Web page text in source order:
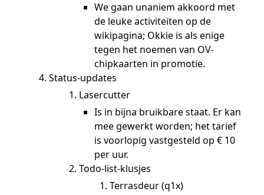
We gaan unaniem akkoord met
de leuke activiteiten op de
wikipagina; Okkie is als enige
tegen het noemen van OV-
chipkaarten in promotie.
Status-updates
Lasercutter
Is in bijna bruikbare staat. Er kan
mee gewerkt worden; het tarief
is voorlopig vastgesteld op € 10
per uur.
Todo-list-klusjes
Terrasdeur (q1x)